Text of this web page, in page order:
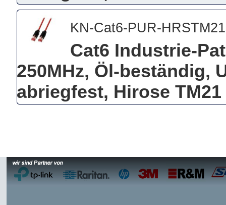
KN-Cat6-PUR-
Cat6 Industrie-
250MHz, Öl-beständig,
abriegfest, Hirose